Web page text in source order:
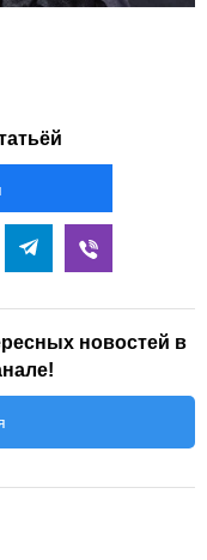
новостей в